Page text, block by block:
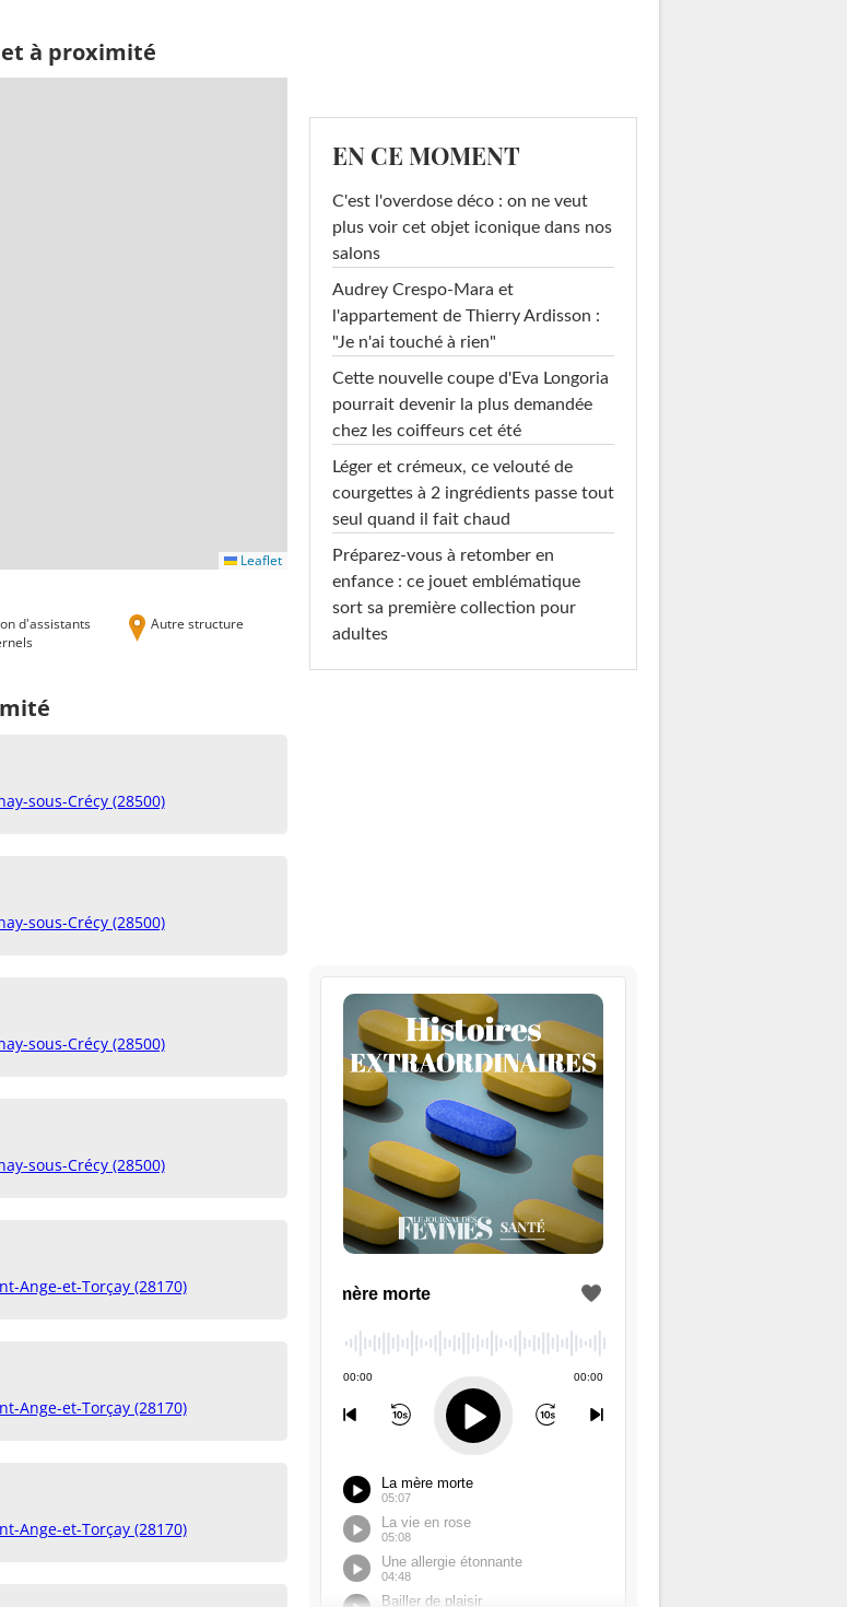
et à proximité
Leaflet
d'assistants
Autre structure
sous-Crécy (28500)
sous-Crécy (28500)
sous-Crécy (28500)
sous-Crécy (28500)
Ange-et-Torçay (28170)
Ange-et-Torçay (28170)
Ange-et-Torçay (28170)
EN CE MOMENT
C'est l'overdose déco : on ne veut
plus voir cet objet iconique dans nos
salons
Audrey Crespo-Mara et
l'appartement de Thierry Ardisson :
"Je n'ai touché à rien"
Cette nouvelle coupe d'Eva Longoria
pourrait devenir la plus demandée
chez les coiffeurs cet été
Léger et crémeux, ce velouté de
courgettes à 2 ingrédients passe tout
seul quand il fait chaud
Préparez-vous à retomber en
enfance : ce jouet emblématique
sort sa première collection pour
adultes